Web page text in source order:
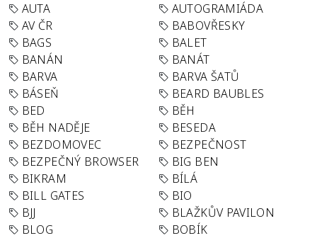
AUTA
AUTOGRAMIÁDA
AV ČR
BABOVŘESKY
BAGS
BALET
BANÁN
BANÁT
BARVA
BARVA ŠATŮ
BÁSEŇ
BEARD BAUBLES
BED
BĚH
BĚH NADĚJE
BESEDA
BEZDOMOVEC
BEZPEČNOST
BEZPEČNÝ BROWSER
BIG BEN
BIKRAM
BÍLÁ
BILL GATES
BIO
BJJ
BLAŽKŮV PAVILON
BLOG
BOBÍK